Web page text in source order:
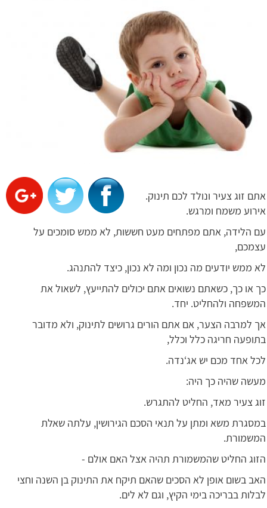
אתם זוג צעיר ונולד לכם תינוק.
אירוע משמח ומרגש.
עם הלידה, אתם מפתחים מעט חששות, לא ממש סומכים על
עצמכם,
לא ממש יודעים מה נכון ומה לא נכון, כיצד להתנהג.
כך או כך, כשאתם נשואים אתם יכולים להתייעץ, לשאול את
המשפחה ולהחליט. יחד.
אך למרבה הצער, אם אתם הורים גרושים לתינוק, ולא מדובר
בתופעה חריגה כלל וכלל,
לכל אחד מכם יש אג‘נדה.
מעשה שהיה כך היה:
זוג צעיר מאד, החליט להתגרש.
במסגרת משא ומתן על תנאי הסכם הגירושין, עלתה שאלת
המשמורת.
הזוג החליט שהמשמורת תהיה אצל האם אולם -
האב בשום אופן לא הסכים שהאם תיקח את התינוק בן השנה וחצי
לבלות בבריכה בימי הקיץ, וגם לא לים.